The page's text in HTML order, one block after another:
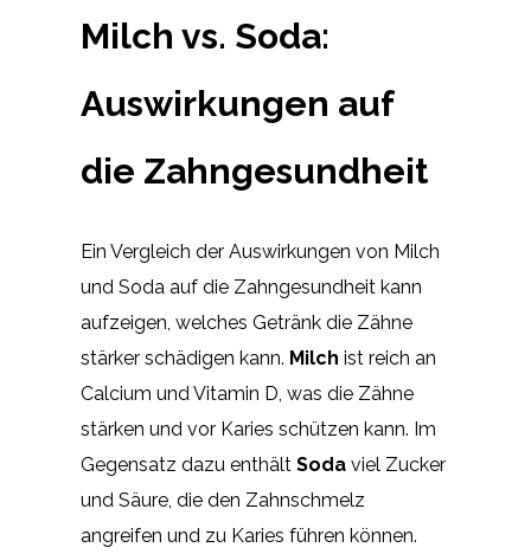
Milch vs. Soda:
Auswirkungen auf
die Zahngesundheit
Ein Vergleich der Auswirkungen von Milch
und Soda auf die Zahngesundheit kann
aufzeigen, welches Getränk die Zähne
stärker schädigen kann. Milch ist reich an
Calcium und Vitamin D, was die Zähne
stärken und vor Karies schützen kann. Im
Gegensatz dazu enthält Soda viel Zucker
und Säure, die den Zahnschmelz
angreifen und zu Karies führen können.